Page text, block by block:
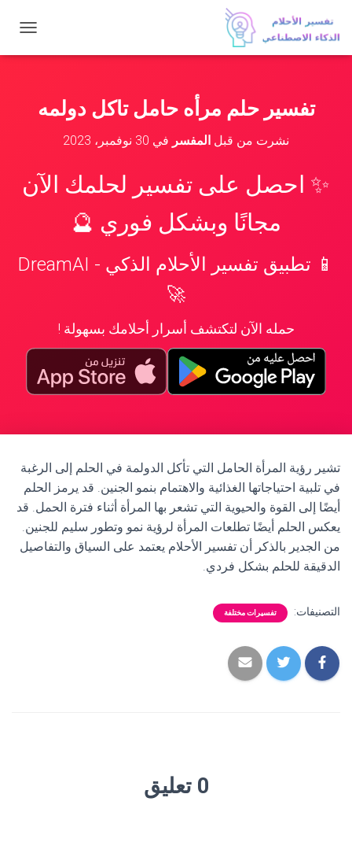
ب
ل
تفسير حلم مرأه حامل تاكل دولمه
نشرت من قبل المفسر في 30 نوفمبر، 2023
✨ احصل على تفسير لحلمك الآن
مجانًا وبشكل فوري 🔮
📱 تطبيق تفسير الأحلام الذكي - DreamAI
🚀
حمله الآن لتكتشف أسرار أحلامك بسهولة !
تشير رؤية المرأة الحامل التي تأكل الدولمة في الحلم إلى الرغبة
في تلبية احتياجاتها الغذائية والاهتمام بنمو الجنين. قد يرمز الحلم
أيضًا إلى القوة والحيوية التي تشعر بها المرأة أثناء فترة الحمل. قد
يعكس الحلم أيضًا تطلعات المرأة لرؤية نمو وتطور سليم للجنين.
من الجدير بالذكر أن تفسير الأحلام يعتمد على السياق والتفاصيل
الدقيقة للحلم بشكل فردي.
التصنيفات: تفسيرات مختلفة
0 تعليق